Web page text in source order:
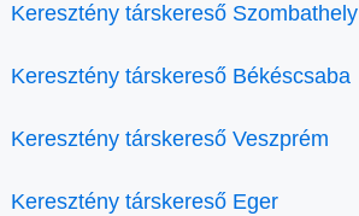
Keresztény társkereső Szombathely
Keresztény társkereső Békéscsaba
Keresztény társkereső Veszprém
Keresztény társkereső Eger